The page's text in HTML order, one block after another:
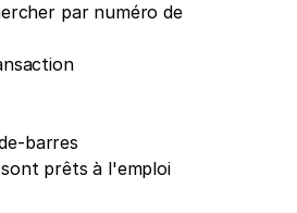
par numéro de
barres
prêts à l'emploi